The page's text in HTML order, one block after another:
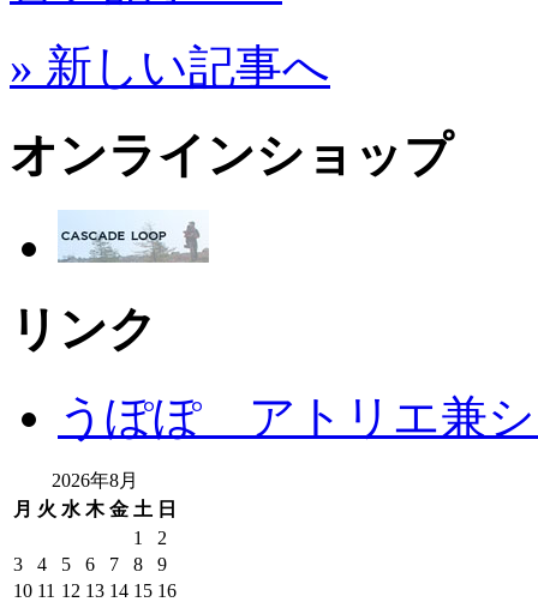
» 新しい記事へ
オンラインショップ
リンク
うぽぽ アトリエ兼
2026年8月
月 火 水 木 金 土 日
1
2
3
4 5 6 7 8
9
10 11 12 13 14 15 16